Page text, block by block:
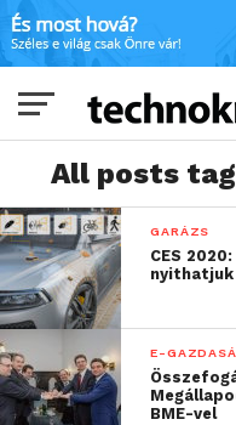
All posts
GARÁZS
CES
E-
BME-vel